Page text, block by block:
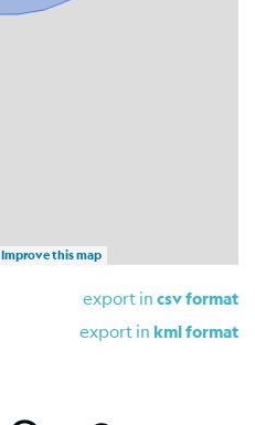
Improve this map
export in csv format
export in kml format